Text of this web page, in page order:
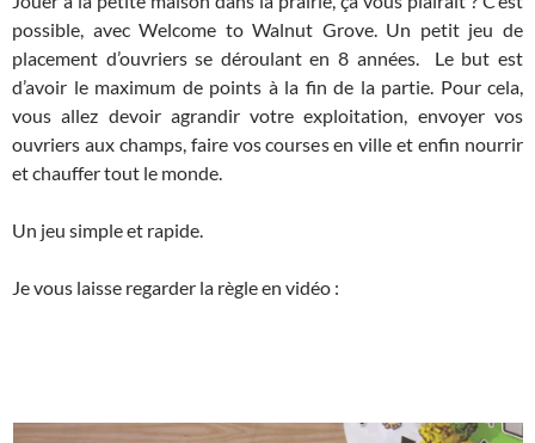
possible, avec Welcome to Walnut Grove. Un petit jeu de
placement d’ouvriers se déroulant en 8 années. Le but est
d’avoir le maximum de points à la fin de la partie. Pour cela,
vous allez devoir agrandir votre exploitation, envoyer vos
ouvriers aux champs, faire vos courses en ville et enfin nourrir
et chauffer tout le monde.
Un jeu simple et rapide.
Je vous laisse regarder la règle en vidéo :